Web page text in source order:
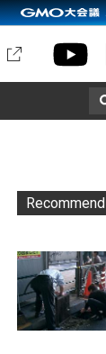
Recommend